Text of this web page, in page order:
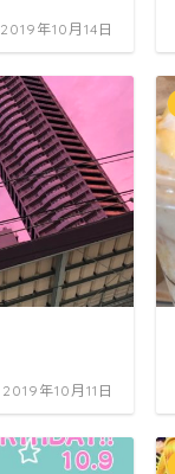
2019年10月14日
2019年10月11日